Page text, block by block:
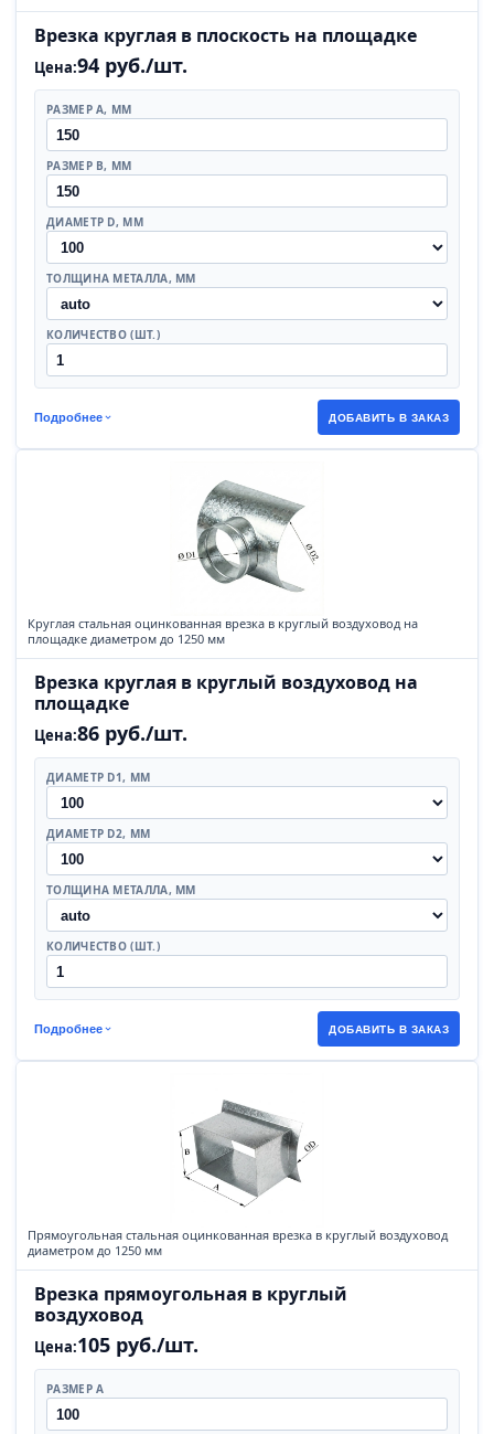
Врезка круглая в плоскость на площадке
Цена:94 руб./шт.
РАЗМЕР A, ММ
РАЗМЕР B, ММ
ДИАМЕТР D, ММ
ТОЛЩИНА МЕТАЛЛА, ММ
КОЛИЧЕСТВО (ШТ.)
Подробнее ДОБАВИТЬ В ЗАКАЗ
Круглая стальная оцинкованная врезка в круглый воздуховод на
площадке диаметром до 1250 мм
Врезка круглая в круглый воздуховод на
площадке
Цена:86 руб./шт.
ДИАМЕТР D1, ММ
ДИАМЕТР D2, ММ
ТОЛЩИНА МЕТАЛЛА, ММ
КОЛИЧЕСТВО (ШТ.)
Подробнее ДОБАВИТЬ В ЗАКАЗ
Прямоугольная стальная оцинкованная врезка в круглый воздуховод
диаметром до 1250 мм
Врезка прямоугольная в круглый
воздуховод
Цена:105 руб./шт.
РАЗМЕР А